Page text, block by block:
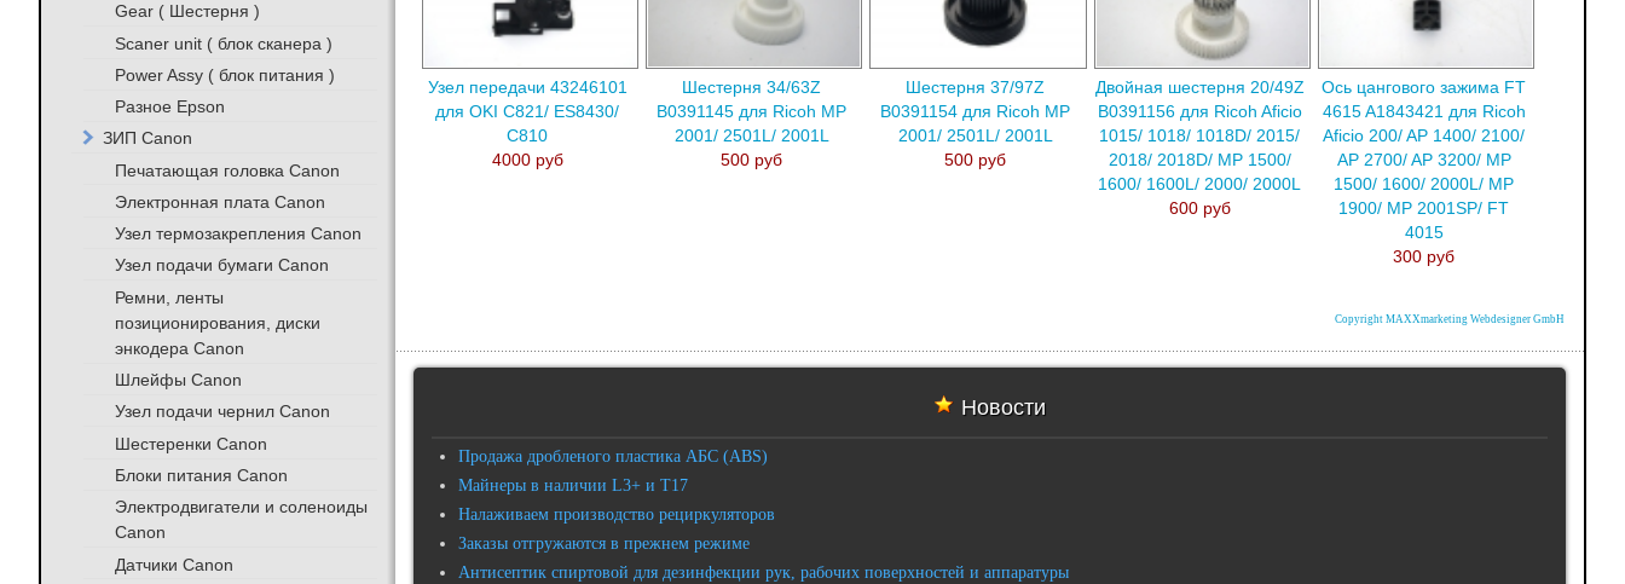
Узел передачи 43246101
для OKI C821/ ES8430/
C810
4000 руб
Шестерня 34/63Z
B0391145 для Ricoh MP
2001/ 2501L/ 2001L
500 руб
Шестерня 37/97Z
B0391154 для Ricoh MP
2001/ 2501L/ 2001L
500 руб
Двойная шестерня 20/49Z
B0391156 для Ricoh Aficio
1015/ 1018/ 1018D/ 2015/
2018/ 2018D/ MP 1500/
1600/ 1600L/ 2000/ 2000L
600 руб
Ось цангового зажима FT
4615 A1843421 для Ricoh
Aficio 200/ AP 1400/ 2100/
AP 2700/ AP 3200/ MP
1500/ 1600/ 2000L/ MP
1900/ MP 2001SP/ FT
4015
300 руб
Copyright MAXXmarketing Webdesigner GmbH
Новости
Продажа дробленого пластика АБС (ABS)
Майнеры в наличии L3+ и T17
Налаживаем производство рециркуляторов
Заказы отгружаются в прежнем режиме
Антисептик спиртовой для дезинфекции рук, рабочих поверхностей и аппаратуры
Gear ( Шестерня )
Scaner unit ( блок сканера )
Power Assy ( блок питания )
Разное Epson
ЗИП Canon
Печатающая головка Canon
Электронная плата Canon
Узел термозакрепления Canon
Узел подачи бумаги Canon
Ремни, ленты
позиционирования, диски
энкодера Canon
Шлейфы Canon
Узел подачи чернил Canon
Шестеренки Canon
Блоки питания Canon
Электродвигатели и соленоиды
Canon
Датчики Canon